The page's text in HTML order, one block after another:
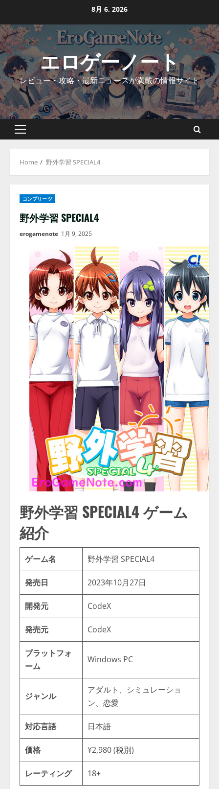
content
8月 6, 2026
エロゲーノート
レビュー・攻略・最新ニュースが満載の情報サイト
Primary
Home 野外学習 SPECIAL4
コンプリーツ
野外学習 SPECIAL4
erogamenote 1月 9, 2025
野外学習 SPECIAL4 ゲーム
紹介
ゲーム名 野外学習 SPECIAL4
発売日 2023年10月27日
開発元 CodeX
発売元 CodeX
プラットフォ
ーム
Windows PC
ジャンル
アダルト、シミュレーショ
ン、恋愛
対応言語 日本語
価格 ¥2,980 (税別)
レーティング 18+